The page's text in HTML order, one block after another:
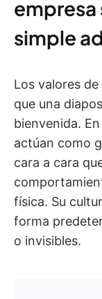
empresa
simple
Los valores
que una
bienvenida.
actúan como
cara a cara
física. Su
forma
o invisibles.